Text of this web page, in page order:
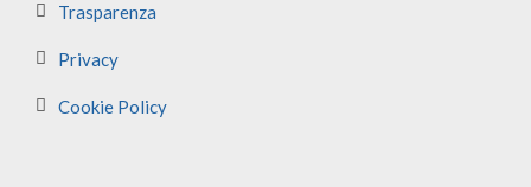
Trasparenza
Privacy
Cookie Policy